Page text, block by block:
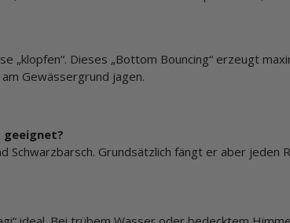
Dieses „Bottom Bouncing“ erzeugt
Gewässergrund jagen.
geeignet?
Schwarzbarsch. Grundsätzlich fängt er aber jeden